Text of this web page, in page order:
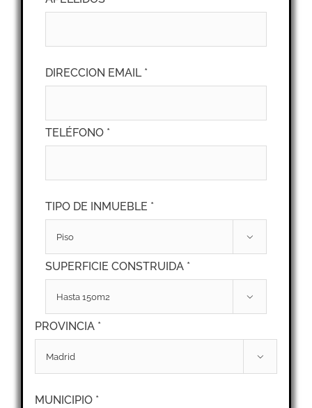
DIRECCION EMAIL *
TELÉFONO *
TIPO DE INMUEBLE *

SUPERFICIE CONSTRUIDA *

PROVINCIA *

MUNICIPIO *